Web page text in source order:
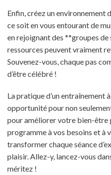
Enfin, créez un environnement
ce soit en vous entourant de
en rejoignant des **groupes de
ressources peuvent vraiment
Souvenez-vous, chaque pas
d’être célébré !
La pratique d’un entraînement
opportunité pour non
pour améliorer votre bien-être
programme à vos besoins et à
transformer chaque séance
plaisir. Allez-y, lancez-vous
méritez !